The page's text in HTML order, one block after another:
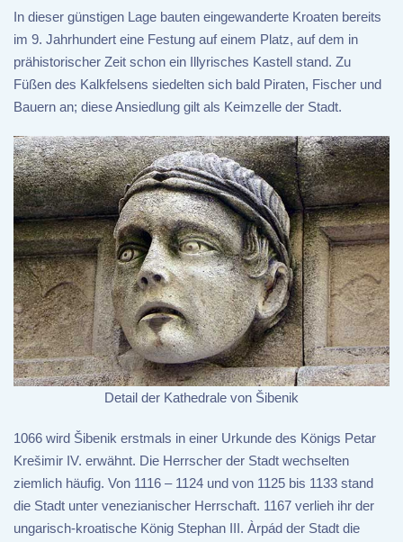
In dieser günstigen Lage bauten eingewanderte Kroaten bereits
im 9. Jahrhundert eine Festung auf einem Platz, auf dem in
prähistorischer Zeit schon ein Illyrisches Kastell stand. Zu
Füßen des Kalkfelsens siedelten sich bald Piraten, Fischer und
Bauern an; diese Ansiedlung gilt als Keimzelle der Stadt.
Detail der Kathedrale von Šibenik
1066 wird Šibenik erstmals in einer Urkunde des Königs Petar
Krešimir IV. erwähnt. Die Herrscher der Stadt wechselten
ziemlich häufig. Von 1116 – 1124 und von 1125 bis 1133 stand
die Stadt unter venezianischer Herrschaft. 1167 verlieh ihr der
ungarisch-kroatische König Stephan III. Àrpád der Stadt die